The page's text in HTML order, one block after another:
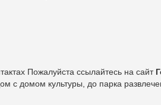
Пожалуйста ссылайтесь на сайт
с домом культуры, до парка